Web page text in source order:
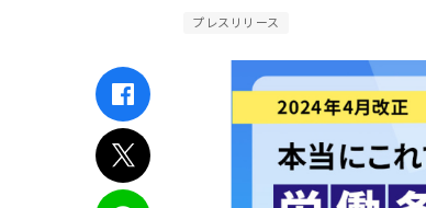
プレスリリース